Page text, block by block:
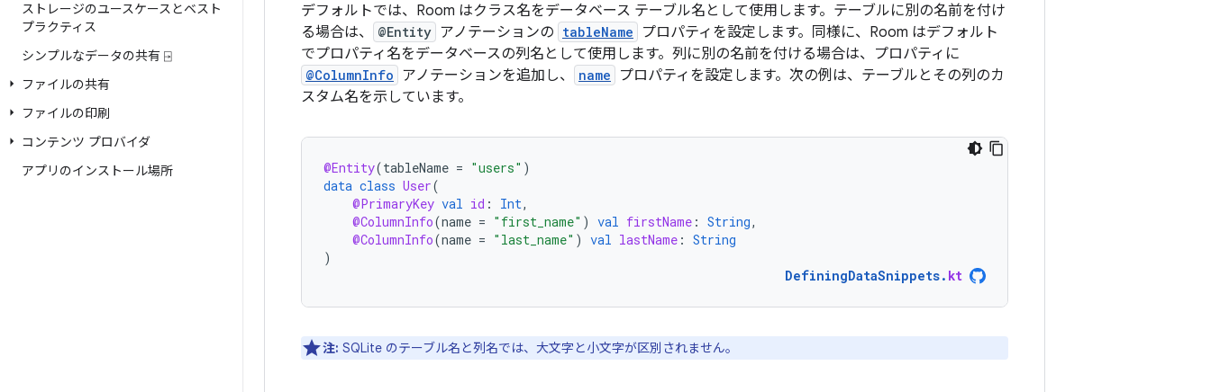
ストレージのユースケースとベスト
プラクティス
シンプルなデータの共有 ⍈
ファイルの共有
ファイルの印刷
コンテンツ プロバイダ
アプリのインストール場所
デフォルトでは、Room はクラス名をデータベース テーブル名として使用します。テーブルに別の名前を付け
る場合は、
@Entity アノテーションの tableName
プロパティを設定します。同様に、Room はデフォルト
でプロパティ名をデータベースの列名として使用します。列に別の名前を付ける場合は、プロパティに
@ColumnInfo アノテーションを追加し、 name
プロパティを設定します。次の例は、テーブルとその列のカ
スタム名を示しています。
@Entity(tableName = "users" )
data class User(
@PrimaryKey val id : Int,
@ColumnInfo(name = "first_name" ) val firstName : String,
@ColumnInfo(name = "last_name" ) val lastName : String
)
DefiningDataSnippets. kt
注: SQLite のテーブル名と列名では、大文字と小文字が区別されません。